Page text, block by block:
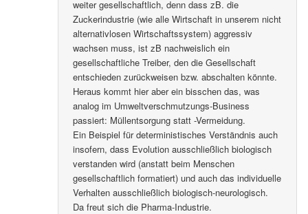
weiter gesellschaftlich, denn dass zB. die
Zuckerindustrie (wie alle Wirtschaft in unserem nicht
alternativlosen Wirtschaftssystem) aggressiv
wachsen muss, ist zB nachweislich ein
gesellschaftliche Treiber, den die Gesellschaft
entschieden zurückweisen bzw. abschalten könnte.
Heraus kommt hier aber ein bisschen das, was
analog im Umweltverschmutzungs-Business
passiert: Müllentsorgung statt -Vermeidung.
Ein Beispiel für deterministisches Verständnis auch
insofern, dass Evolution ausschließlich biologisch
verstanden wird (anstatt beim Menschen
gesellschaftlich formatiert) und auch das individuelle
Verhalten ausschließlich biologisch-neurologisch.
Da freut sich die Pharma-Industrie.